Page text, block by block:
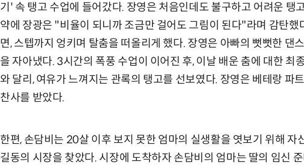
기' 속 탱고 수업에 들어갔다. 장영은 처음인데도 불구하고 어려운 탱
약에 장광은 "비율이 되니까 조금만 걸어도 그림이 된다"라며 감탄했
면, 스텝까지 엉키며 탈춤을 떠올리게 했다. 장영은 아빠의 뻣뻣한 댄
을 자아냈다. 3시간의 폭풍 수업이 이어진 후, 이날 배운 춤에 대한 최
와 달리, 여유가 느껴지는 관록의 탱고를 선보였다. 장영은 베테랑 파
찬사를 받았다.
한편, 손담비는 20살 이후 보지 못한 엄마의 실생활을 엿보기 위해 자
길동의 시장을 찾았다. 시장에 도착하자 손담비의 엄마는 딸의 임신